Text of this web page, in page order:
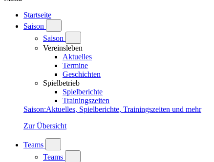
Startseite
Saison
Saison
Vereinsleben
Aktuelles
Termine
Geschichten
Spielbetrieb
Spielberichte
Trainingszeiten
Saison:Aktuelles, Spielberichte, Trainingszeiten und mehr
Zur Übersicht
Teams
Teams